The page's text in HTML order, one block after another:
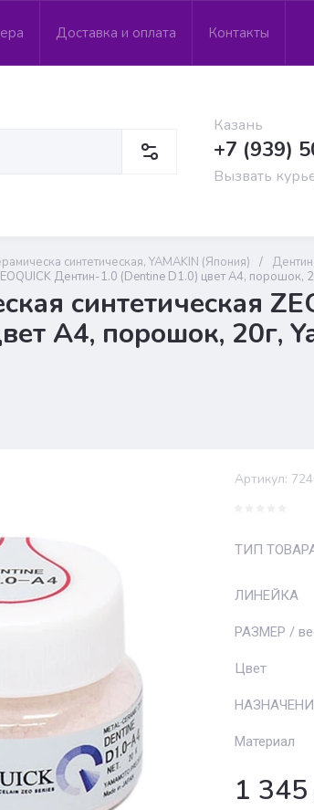
Доставка и оплата Контакты
Казань
+7 (939)
Вызвать
синтетическая, YAMAKIN (Япония) /
Дентин-1.0 (Dentine D1.0) цвет A4, порошок,
синтетическая
A4, порошок, 20г,
Артикул:
ТИП
ЛИНЕЙКА
РАЗМЕР /
Цвет
Материал
1 345